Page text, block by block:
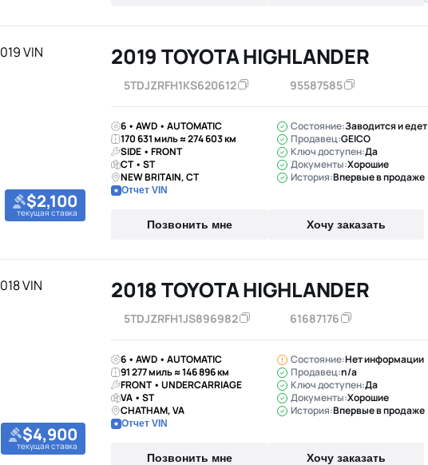
$2,100
текущая ставка
2019 TOYOTA HIGHLANDER
5TDJZRFH1KS620612 95587585
6 • AWD • AUTOMATIC
170 631 миль ≈ 274 603 км
SIDE • FRONT
CT • ST
NEW BRITAIN, CT
Отчет VIN
Состояние:Заводится и едет
Продавец:GEICO
Ключ доступен:Да
Документы:Хорошие
История:Впервые в продаже
Позвонить мне Хочу заказать
$4,900
текущая ставка
2018 TOYOTA HIGHLANDER
5TDJZRFH1JS896982 61687176
6 • AWD • AUTOMATIC
91 277 миль ≈ 146 896 км
FRONT • UNDERCARRIAGE
VA • ST
CHATHAM, VA
Отчет VIN
Состояние:Нет информации
Продавец:n/a
Ключ доступен:Да
Документы:Хорошие
История:Впервые в продаже
Позвонить мне Хочу заказать